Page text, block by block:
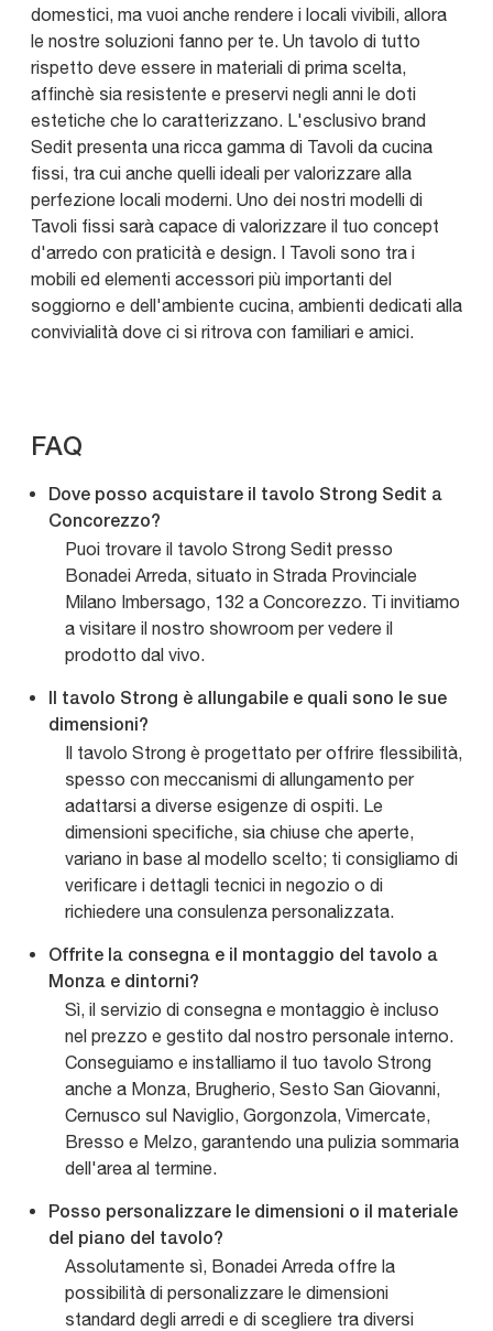
domestici, ma vuoi anche rendere i locali vivibili, allora
le nostre soluzioni fanno per te. Un tavolo di tutto
rispetto deve essere in materiali di prima scelta,
affinchè sia resistente e preservi negli anni le doti
estetiche che lo caratterizzano. L'esclusivo brand
Sedit presenta una ricca gamma di Tavoli da cucina
fissi, tra cui anche quelli ideali per valorizzare alla
perfezione locali moderni. Uno dei nostri modelli di
Tavoli fissi sarà capace di valorizzare il tuo concept
d'arredo con praticità e design. I Tavoli sono tra i
mobili ed elementi accessori più importanti del
soggiorno e dell'ambiente cucina, ambienti dedicati alla
convivialità dove ci si ritrova con familiari e amici.
FAQ
Dove posso acquistare il tavolo Strong Sedit a
Concorezzo?
Puoi trovare il tavolo Strong Sedit presso
Bonadei Arreda, situato in Strada Provinciale
Milano Imbersago, 132 a Concorezzo. Ti invitiamo
a visitare il nostro showroom per vedere il
prodotto dal vivo.
Il tavolo Strong è allungabile e quali sono le sue
dimensioni?
Il tavolo Strong è progettato per offrire flessibilità,
spesso con meccanismi di allungamento per
adattarsi a diverse esigenze di ospiti. Le
dimensioni specifiche, sia chiuse che aperte,
variano in base al modello scelto; ti consigliamo di
verificare i dettagli tecnici in negozio o di
richiedere una consulenza personalizzata.
Offrite la consegna e il montaggio del tavolo a
Monza e dintorni?
Sì, il servizio di consegna e montaggio è incluso
nel prezzo e gestito dal nostro personale interno.
Conseguiamo e installiamo il tuo tavolo Strong
anche a Monza, Brugherio, Sesto San Giovanni,
Cernusco sul Naviglio, Gorgonzola, Vimercate,
Bresso e Melzo, garantendo una pulizia sommaria
dell'area al termine.
Posso personalizzare le dimensioni o il materiale
del piano del tavolo?
Assolutamente sì, Bonadei Arreda offre la
possibilità di personalizzare le dimensioni
standard degli arredi e di scegliere tra diversi